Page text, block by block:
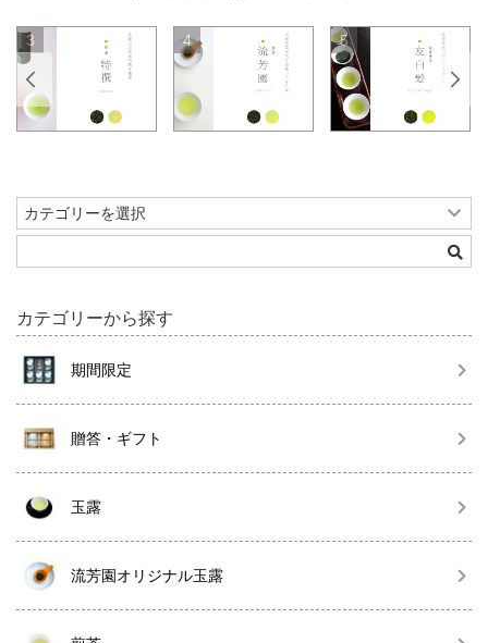
4 5 6
カテゴリーから探す
期間限定
贈答・ギフト
玉露
流芳園オリジナル玉露